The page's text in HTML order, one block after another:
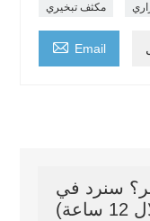
مكثف تبخيري
 Email
سنرد في